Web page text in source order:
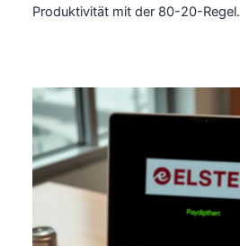
Produktivität mit der 80-20-Regel.